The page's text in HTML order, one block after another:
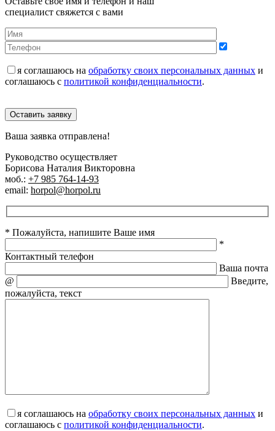
специалист свяжется с вами
я соглашаюсь на обработку своих персональных данных и
соглашаюсь с политикой конфиденциальности.
Оставить заявку
Ваша заявка отправлена!
Руководство осуществляет
Борисова Наталия Викторовна
моб.: +7 985 764-14-93
email: horpol@horpol.ru
* Пожалуйста, напишите Ваше имя
*
Контактный телефон
Ваша почта
@
Введите,
пожалуйста, текст
я соглашаюсь на обработку своих персональных данных и
соглашаюсь с политикой конфиденциальности.